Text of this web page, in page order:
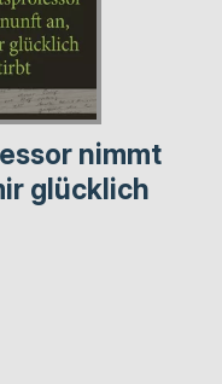
nimmt
glücklich